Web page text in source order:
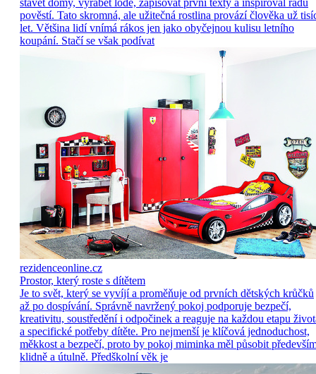
pověstí. Tato skromná, ale užitečná rostlina provází člověka už
let. Většina lidí vnímá rákos jen jako obyčejnou kulisu letního
koupání. Stačí se však podívat
rezidenceonline.cz
Prostor, který roste s dítětem
Je to svět, který se vyvíjí a proměňuje od prvních dětských krůčků
až po dospívání. Správně navržený pokoj podporuje bezpečí,
kreativitu, soustředění i odpočinek a reaguje na každou etapu
a specifické potřeby dítěte. Pro nejmenší je klíčová jednoduchost,
měkkost a bezpečí, proto by pokoj miminka měl působit
klidně a útulně. Předškolní věk je